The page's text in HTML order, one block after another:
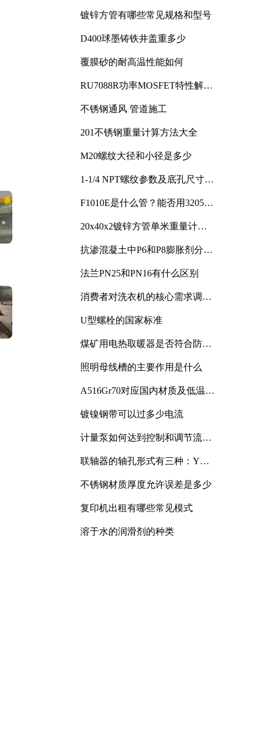
镀锌方管有哪些常见规格和型号
D400球墨铸铁井盖重多少
覆膜砂的耐高温性能如何
RU7088R功率MOSFET特性解析
不锈钢通风 管道施工
201不锈钢重量计算方法大全
M20螺纹大径和小径是多少
1-1/4 NPT螺纹参数及底孔尺寸详
F1010E是什么管？能否用3205或
20x40x2镀锌方管单米重量计算
抗渗混凝土中P6和P8膨胀剂分别
法兰PN25和PN16有什么区别
消费者对洗衣机的核心需求调研
U型螺栓的国家标准
煤矿用电热取暖器是否符合防爆
照明母线槽的主要作用是什么
A516Gr70对应国内材质及低温冲
镀镍钢带可以过多少电流
计量泵如何达到控制和调节流量
联轴器的轴孔形式有三种：Y
不锈钢材质厚度允许误差是多少
复印机出租有哪些常见模式
溶于水的润滑剂的种类